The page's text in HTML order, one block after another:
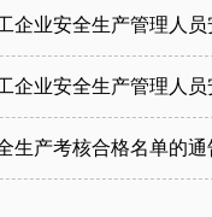
企业安全生产管理人
企业安全生产管理人
生产考核合格名单的通